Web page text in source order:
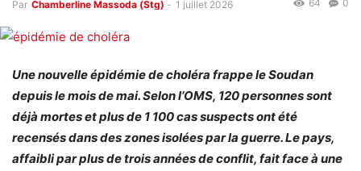
Par Chamberline Massoda (Stg) - 1 juillet 2026 0
64
Une nouvelle épidémie de choléra frappe le Soudan
depuis le mois de mai. Selon l’OMS, 120 personnes sont
déjà mortes et plus de 1 100 cas suspects ont été
recensés dans des zones isolées par la guerre. Le pays,
affaibli par plus de trois années de conflit, fait face à une